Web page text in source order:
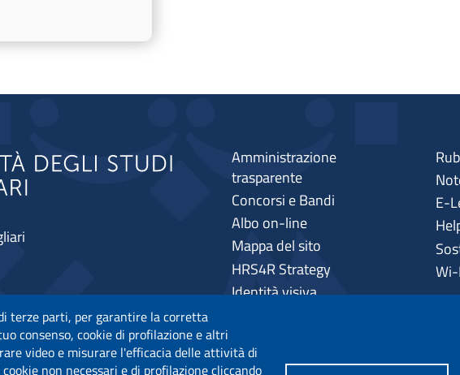
terze parti, per garantire la corretta
consenso, cookie di profilazione e altri
video e misurare l'efficacia delle attività di
non necessari e di profilazione cliccando
Amministrazione
trasparente
Concorsi e Bandi
Albo on-line
Mappa del sito
HRS4R Strategy
Identità visiva
E-